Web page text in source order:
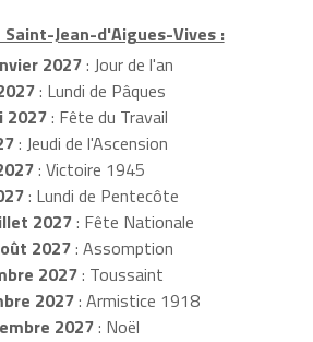
Jean-d'Aigues-Vives :
2027: Jour de l'an
: Lundi de Pâques
2027: Fête du Travail
: Jeudi de l'Ascension
: Victoire 1945
: Lundi de Pentecôte
2027: Fête Nationale
2027: Assomption
2027: Toussaint
2027: Armistice 1918
2027: Noël